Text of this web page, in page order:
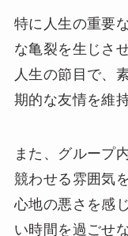
特に人生の重要
な亀裂を生じさ
人生の節目で、
期的な友情を維
また、グループ
競わせる雰囲気
心地の悪さを感
い時間を過ごせ